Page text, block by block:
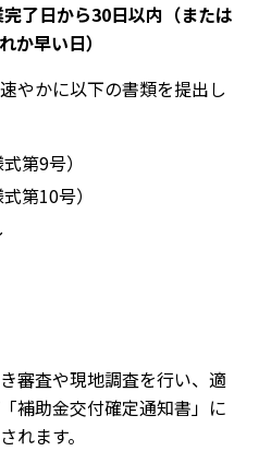
了日から30日以内（または
か早い日）
やかに以下の書類を提出し
第9号）
第10号）
審査や現地調査を行い、適
補助金交付確定通知書」に
れます。